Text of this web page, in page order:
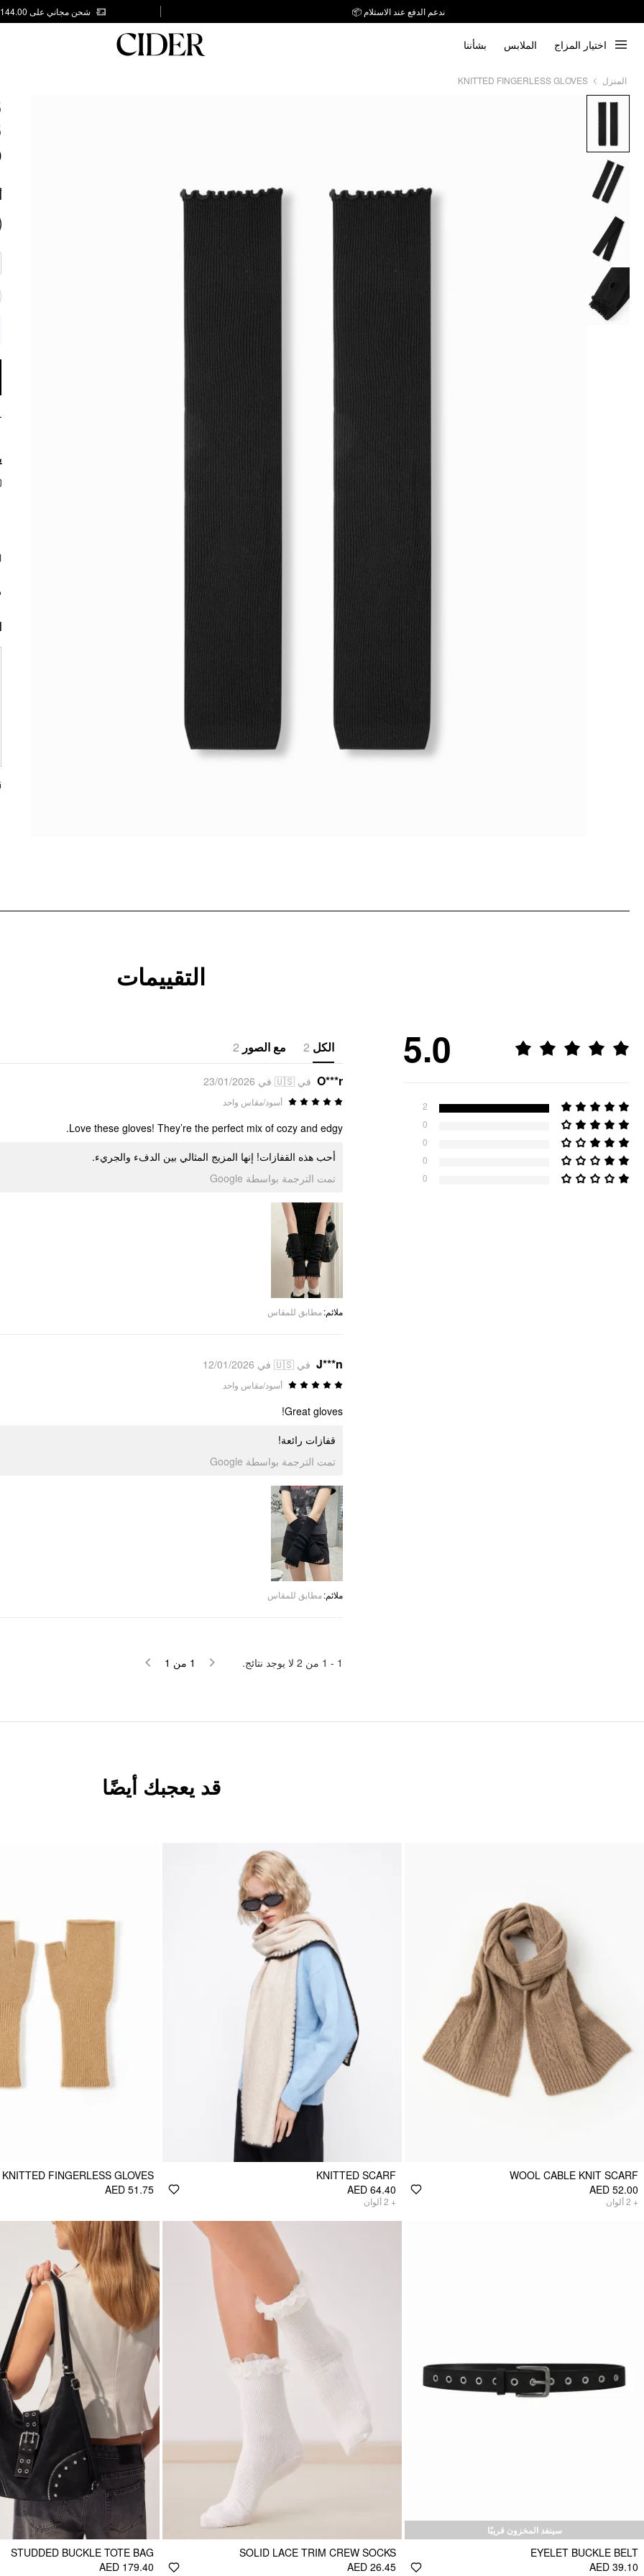
ندعم الدفع عند الاستلام 📦 شحن مجاني على AED 144.00
اختيار المزاج الملابس بشأننا
المنزل KNITTED FINGERLESS GLOVES
التقييمات
5.0
2
0
0
0
0
الكل 2 مع الصور 2
O***r في 🇺🇸 في 23/01/2026
أسود/مقاس واحد
Love these gloves! They’re the perfect mix of cozy and edgy.
أحب هذه القفازات! إنها المزيج المثالي بين الدفء والجريء.
تمت الترجمة بواسطة Google
ملائم:مطابق للمقاس
J***n في 🇺🇸 في 12/01/2026
أسود/مقاس واحد
Great gloves!
قفازات رائعة!
تمت الترجمة بواسطة Google
ملائم:مطابق للمقاس
1 -
1 من 2 لا يوجد نتائج. 1 من 1
قد يعجبك أيضًا
WOOL CABLE KNIT SCARF
AED 52.00
+
2ألوان
KNITTED SCARF
AED 64.40
+
2ألوان
KNITTED FINGERLESS GLOVES
AED 51.75
سينفد المخزون قريبًا
EYELET BUCKLE BELT
AED 39.10
SOLID LACE TRIM CREW SOCKS
AED 26.45
STUDDED BUCKLE TOTE BAG
AED 179.40